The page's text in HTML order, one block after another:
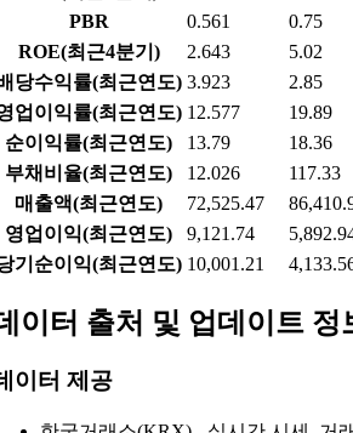
PBR
0.561 0.75
ROE(최근4분기)
2.643 5.02
당수익률(최근연도) 3.923 2.85
업이익률(최근연도) 12.577 19.89
순이익률(최근연도)
13.79 18.36
부채비율(최근연도)
12.026 117.33
매출액(최근연도)
72,525.47
영업이익(최근연도)
9,121.74
기순이익(최근연도) 10,001.21
이터 출처 및 업데이트 정
이터 제공